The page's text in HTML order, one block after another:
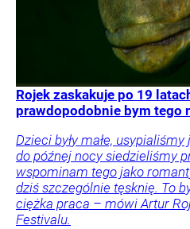
Rojek zaskakuje po 19
prawdopodobnie bym tego
Dzieci były małe,
do późnej nocy siedzieliśmy
wspominam tego jako
dziś szczególnie tęsknię. To
ciężka praca – mówi Artur
Festivalu.